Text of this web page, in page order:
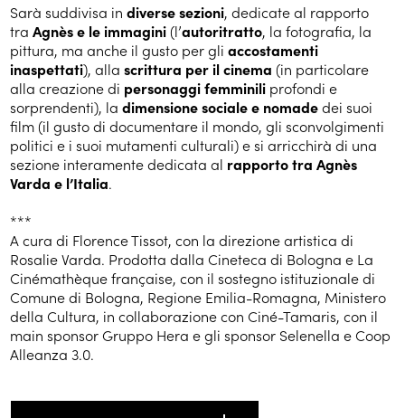
Sarà suddivisa indiverse sezioni, dedicate al rapporto
traAgnès e le immagini(l’autoritratto, la fotografia, la
pittura, ma anche il gusto per gliaccostamenti
inaspettati), allascrittura per il cinema (in particolare
alla creazione di personaggi femminili profondi e
sorprendenti), ladimensione sociale e nomadedei suoi
film (il gusto di documentare il mondo, gli sconvolgimenti
politici e i suoi mutamenti culturali) e si arricchirà di una
sezione interamente dedicata al rapporto tra Agnès
Varda e l’Italia.
***
A cura di Florence Tissot, con la direzione artistica di
Rosalie Varda. Prodotta dalla Cineteca di Bologna e La
Cinémathèque française, con il sostegno istituzionale di
Comune di Bologna, Regione Emilia-Romagna, Ministero
della Cultura, in collaborazione con Ciné-Tamaris, con il
main sponsor Gruppo Hera e gli sponsor Selenella e Coop
Alleanza 3.0.